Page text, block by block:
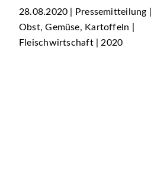
28.08.2020 | Pressemitteilung |
Obst, Gemüse, Kartoffeln |
Fleischwirtschaft | 2020